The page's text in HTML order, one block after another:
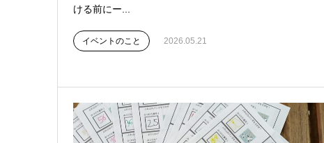
ける前にー...
イベントのこと 2026.05.21